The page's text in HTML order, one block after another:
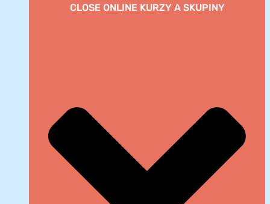
CLOSE ONLINE KURZY A SKUPINY